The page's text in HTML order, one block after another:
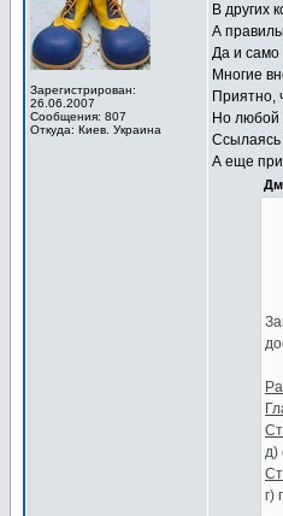
Зарегистрирован:
26.06.2007
Сообщения: 807
Откуда: Киев. Украина
В других
А
Да и само
Многие
Приятно,
Но любой
Ссылаясь
А еще
д)
г)